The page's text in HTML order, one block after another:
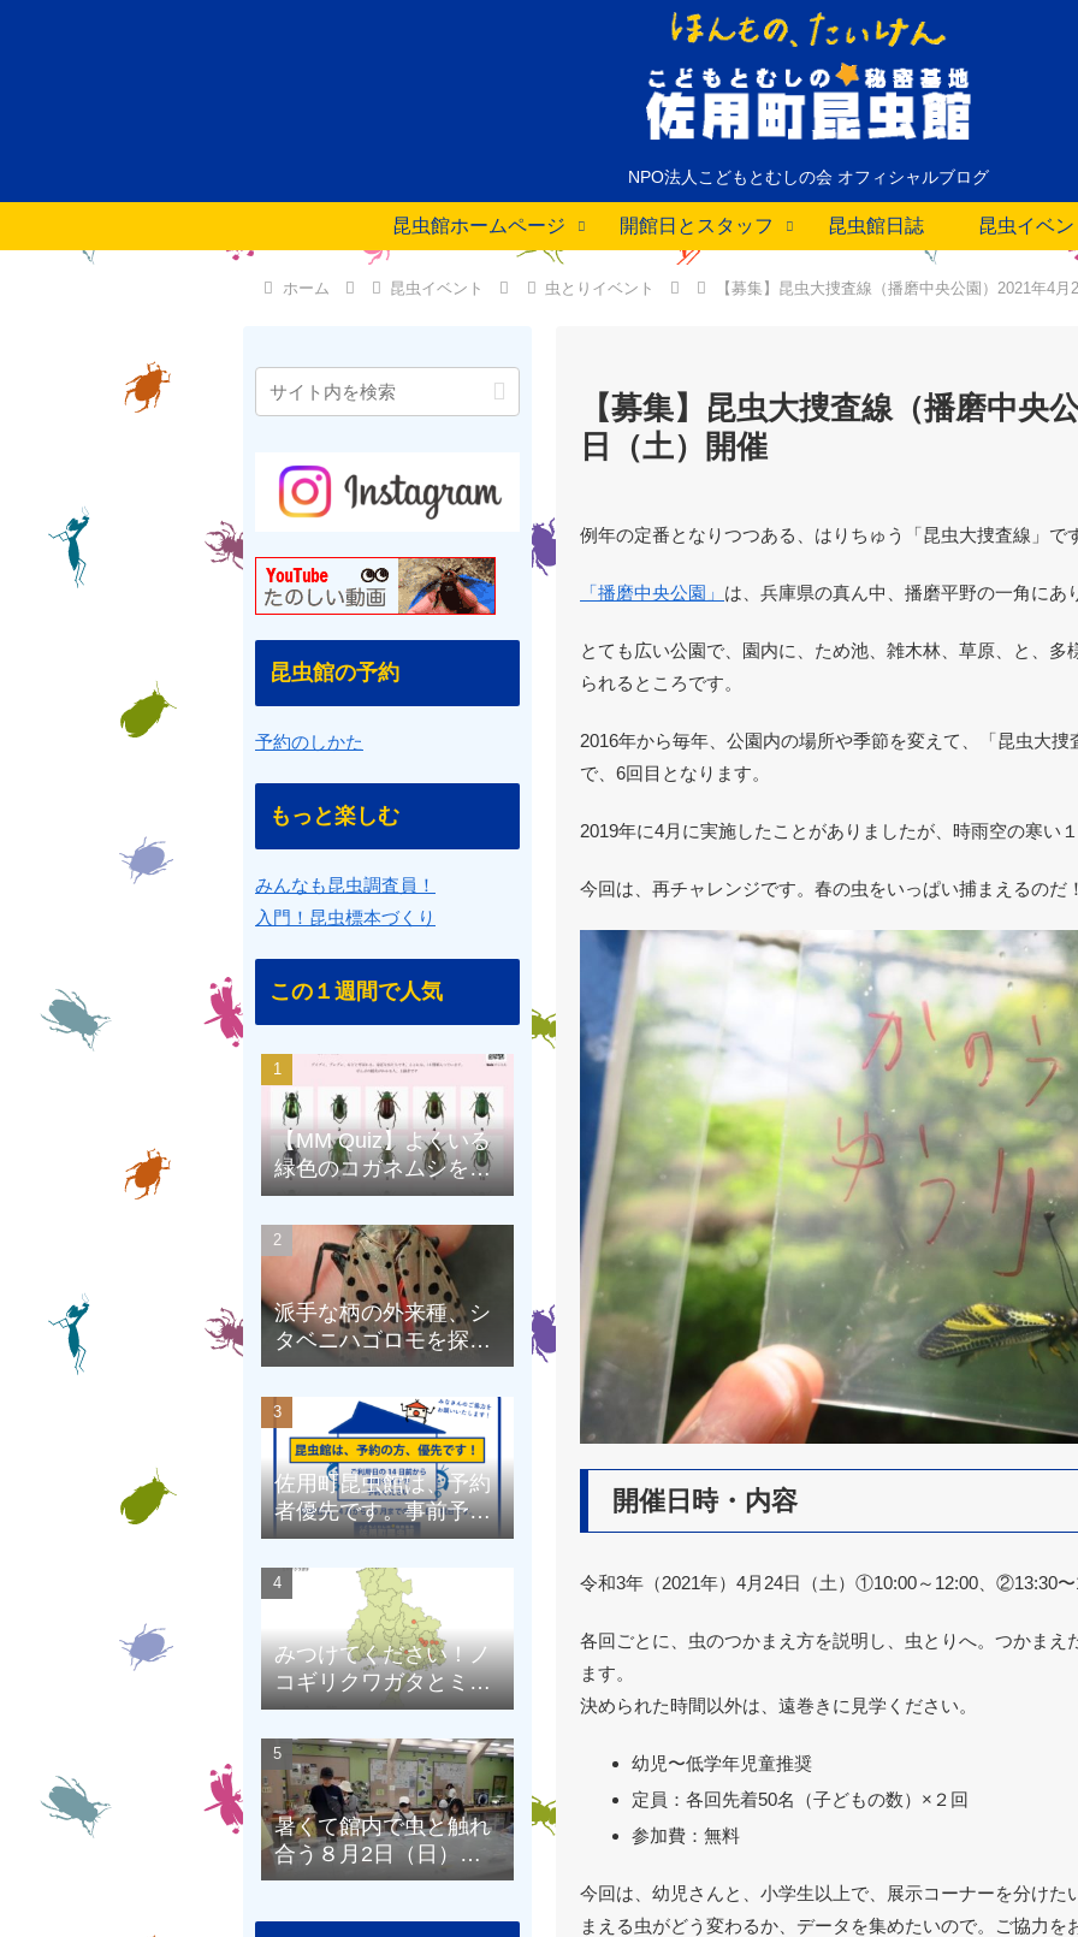
NPO法人こどもとむしの会 オフィシャルブログ
昆虫館ホームページ 開館日とスタッフ 昆虫館日誌 昆虫イベン
ホーム 昆虫イベント 虫とりイベント 【募集】昆虫大捜査線（播磨中央公園）2021年4月
【募集】昆虫大捜査線（播磨中央
日（土）開催
例年の定番となりつつある、はりちゅう「昆虫大捜査線」で
「播磨中央公園」 は、兵庫県の真ん中、播磨平野の一角にあ
とても広い公園で、園内に、ため池、雑木林、草原、と、多
られるところです。
2016年から毎年、公園内の場所や季節を変えて、「昆虫大
で、6回目となります。
2019年に4月に実施したことがありましたが、時雨空の寒い
今回は、再チャレンジです。春の虫をいっぱい捕まえるのだ
開催日時・内容
令和3年（2021年）4月24日（土）①10:00～12:00、②13:30〜
各回ごとに、虫のつかまえ方を説明し、虫とりへ。つかまえ
ます。
決められた時間以外は、遠巻きに見学ください。
幼児〜低学年児童推奨
定員：各回先着50名（子どもの数）×２回
参加費：無料
今回は、幼児さんと、小学生以上で、展示コーナーを分けた
まえる虫がどう変わるか、データを集めたいので。ご協力を
昆虫館の予約
予約のしかた
もっと楽しむ
みんなも昆虫調査員！
入門！昆虫標本づくり
この１週間で人気
【MM Quiz】よくいる
緑色のコガネムシを、
克服しよう！
派手な柄の外来種、シ
タベニハゴロモを探そ
う
佐用町昆虫館は、予約
者優先です。事前予約
にご協力をお願いしま
す。
みつけてください！ノ
コギリクワガタとミヤ
マクワガタ（兵庫県限
定）
暑くて館内で虫と触れ
合う８月2日（日）の
昆虫館